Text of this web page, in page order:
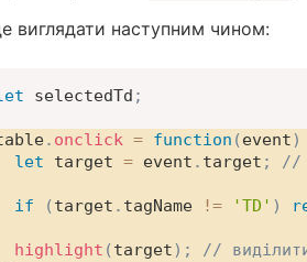
виглядати наступним чином:
selectedTd ;
. onclick = function (event)
let target = event . target ; //
if (target . tagName != 'TD' )
highlight (target) ;
//